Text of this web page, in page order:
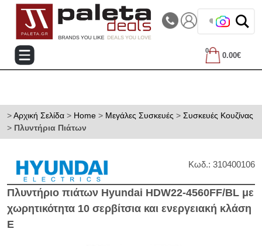
Τηλεφωνικές Παραγγελίες: 2105714144 |||
❤️ Βρες τα
0
0.00€
>Αρχική Σελίδα > Home > Μεγάλες Συσκευές > Συσκευές Κουζίνας
> Πλυντήρια Πιάτων
Κωδ.: 310400106
Πλυντήριο πιάτων Hyundai HDW22-4560FF/BL με
χωρητικότητα 10 σερβίτσια και ενεργειακή κλάση
E